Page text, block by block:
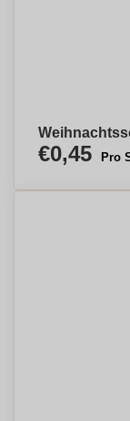
€0,45 Pro